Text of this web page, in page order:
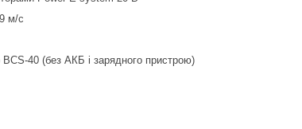
м/с
40 (без АКБ і зарядного пристрою)